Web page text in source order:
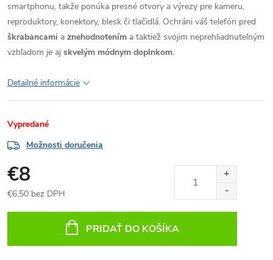
smartphonu, takže ponúka presné otvory a výrezy pre kameru,
reproduktory, konektory, blesk či tlačidlá. Ochráni váš telefón pred
škrabancami a znehodnotením a taktiež svojim neprehliadnuteľným
vzhľadom je aj skvelým módnym doplnkom.
Detailné informácie
Vypredané
Možnosti doručenia
€8
€6,50 bez DPH
PRIDAŤ DO KOŠÍKA